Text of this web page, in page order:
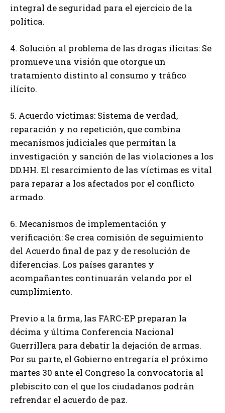
integral de seguridad para el ejercicio de la
política.
4. Solución al problema de las drogas ilícitas: Se
promueve una visión que otorgue un
tratamiento distinto al consumo y tráfico
ilícito.
5. Acuerdo víctimas: Sistema de verdad,
reparación y no repetición, que combina
mecanismos judiciales que permitan la
investigación y sanción de las violaciones a los
DD.HH. El resarcimiento de las víctimas es vital
para reparar a los afectados por el conflicto
armado.
6. Mecanismos de implementación y
verificación: Se crea comisión de seguimiento
del Acuerdo final de paz y de resolución de
diferencias. Los países garantes y
acompañantes continuarán velando por el
cumplimiento.
Previo a la firma, las FARC-EP preparan la
décima y última Conferencia Nacional
Guerrillera para debatir la dejación de armas.
Por su parte, el Gobierno entregaría el próximo
martes 30 ante el Congreso la convocatoria al
plebiscito con el que los ciudadanos podrán
refrendar el acuerdo de paz.